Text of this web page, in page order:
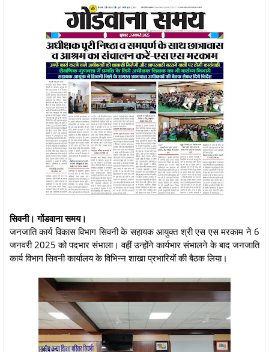
सिवनी। गोंडवाना समय।
जनजाति कार्य विकास विभाग सिवनी के सहायक आयुक्त श्री एस एस मरकाम ने 6
जनवरी 2025 को पदभार संभाला। वहीं उन्होंने कार्यभार संभालने के बाद जनजाति
कार्य विभाग सिवनी कार्यालय के विभिन्न शाखा प्रभारियों की बैठक लिया।